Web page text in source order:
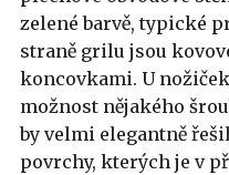
zelené barvě, typické
straně grilu jsou
koncovkami. U
možnost nějakého
by velmi elegantně
povrchy, kterých je v